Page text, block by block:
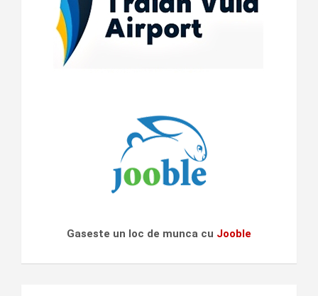
Gaseste un loc de munca cu Jooble